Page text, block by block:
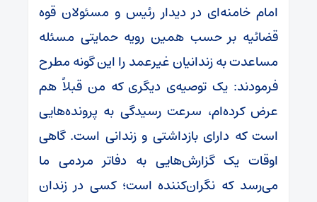
امام خامنه‌ای در دیدار رئیس و مسئولان قوه
قضائیه بر حسب همین رویه حمایتی مسئله
مساعدت به زندانیان غیرعمد را این گونه مطرح
فرمودند: یک توصیه‌ی دیگری که من قبلاً هم
عرض کرده‌ام، سرعت رسیدگی به پرونده‌هایی
است که دارای بازداشتی و زندانی است. گاهی
اوقات یک گزارش‌هایی به دفاتر مردمی ما
می‌رسد که نگران‌کننده است؛ کسی در زندان